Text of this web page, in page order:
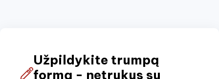
Užpildykite trumpą
formą - netrukus su